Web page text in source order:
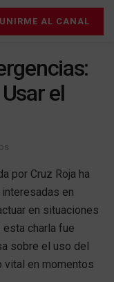
UNIRME AL CANAL
el
por Cruz Roja ha
en
en situaciones
charla fue
sobre el uso del
vital en momentos